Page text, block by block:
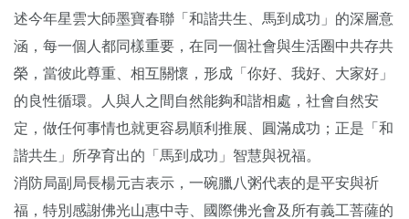
述今年星雲大師墨寶春聯「和諧共生、馬到成功」的深層意
涵，每一個人都同樣重要，在同一個社會與生活圈中共存共
榮，當彼此尊重、相互關懷，形成「你好、我好、大家好」
的良性循環。人與人之間自然能夠和諧相處，社會自然安
定，做任何事情也就更容易順利推展、圓滿成功；正是「和
諧共生」所孕育出的「馬到成功」智慧與祝福。
消防局副局長楊元吉表示，一碗臘八粥代表的是平安與祈
福，特別感謝佛光山惠中寺、國際佛光會及所有義工菩薩的